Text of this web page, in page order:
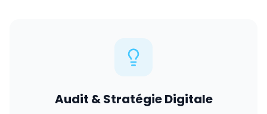
Audit & Stratégie Digitale